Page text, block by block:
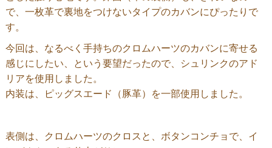
で、一枚革で裏地をつけないタイプのカバンにぴったりで
す。
今回は、なるべく手持ちのクロムハーツのカバンに寄せる
感じにしたい、という要望だったので、シュリンクのアド
リアを使用しました。
内装は、ピッグスエード（豚革）を一部使用しました。
表側は、クロムハーツのクロスと、ボタンコンチョで、イ